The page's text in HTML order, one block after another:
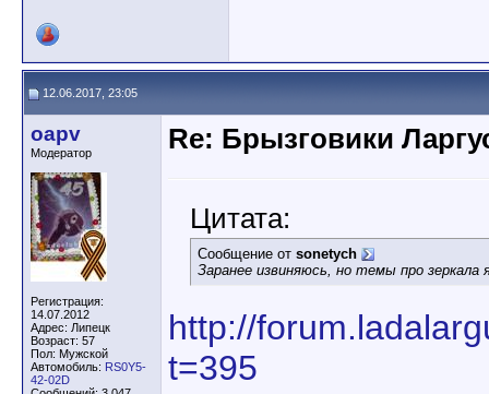
12.06.2017, 23:05
oapv
Модератор
Регистрация:
14.07.2012
Адрес: Липецк
Возраст: 57
Пол: Мужской
Автомобиль: RS0Y5-
42-02D
Re: Брызговики
Цитата:
Сообщение от sonetych
Заранее извиняюсь, но темы про зеркала
http://
t=395